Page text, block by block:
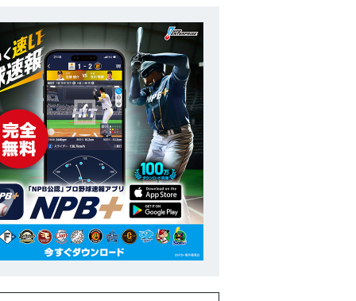
会人
第29回 BFA アジア選手権
号
12
186cm 投打